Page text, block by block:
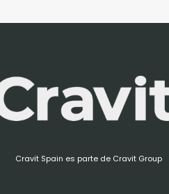
Cravit Spain es parte de Cravit Group